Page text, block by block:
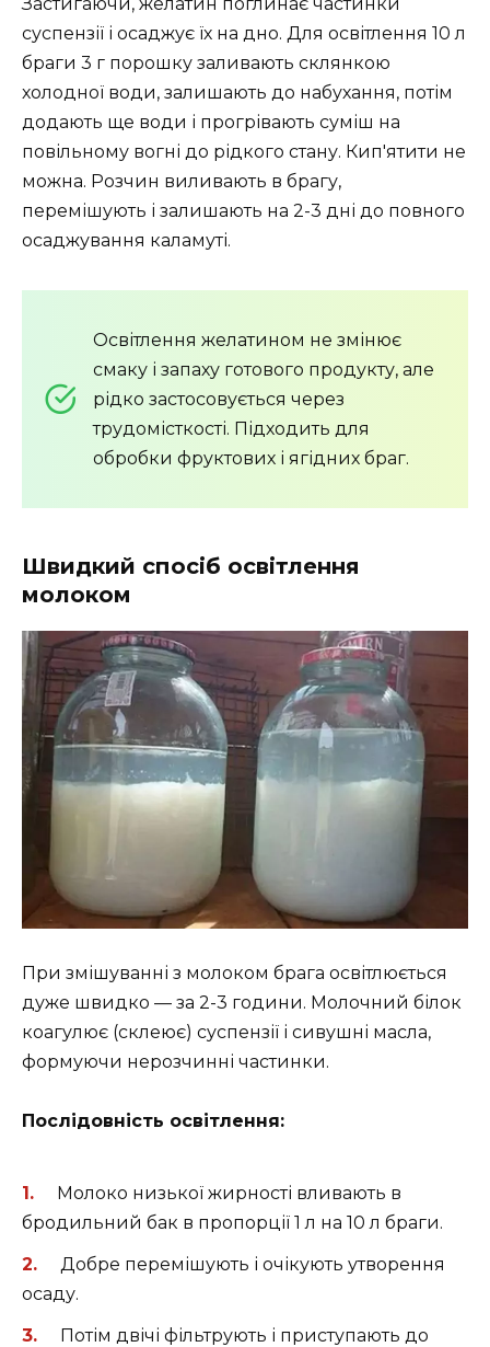
суспензії і осаджує їх на дно. Для освітлення 10 л
браги 3 г порошку заливають склянкою
холодної води, залишають до набухання, потім
додають ще води і прогрівають суміш на
повільному вогні до рідкого стану. Кип'ятити не
можна. Розчин виливають в брагу,
перемішують і залишають на 2-3 дні до повного
осаджування каламуті.
Освітлення желатином не змінює
смаку і запаху готового продукту, але
рідко застосовується через
трудомісткості. Підходить для
обробки фруктових і ягідних браг.
Швидкий спосіб освітлення
молоком
При змішуванні з молоком брага освітлюється
дуже швидко — за 2-3 години. Молочний білок
коагулює (склеює) суспензії і сивушні масла,
формуючи нерозчинні частинки.
Послідовність освітлення:
Молоко низької жирності вливають в
бродильний бак в пропорції 1 л на 10 л браги.
Добре перемішують і очікують утворення
осаду.
Потім двічі фільтрують і приступають до